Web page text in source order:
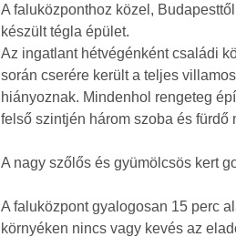
A faluközponthoz közel,
készült tégla épület.
Az ingatlant hétvégénként családi
során cserére került a teljes
hiányoznak. Mindenhol rengeteg
felső szintjén három szoba és fürdő
A nagy szőlős és gyümölcsös kert
A faluközpont gyalogosan 15 perc
környéken nincs vagy kevés az